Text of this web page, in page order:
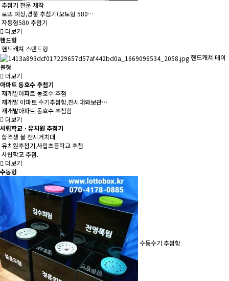
추첨기 전문 제작
로또 예상,경품 추첨기(오토형 580…
자동형580 추첨기
더보기
핸드형
핸드캐쳐 스탠드형
핸드캐쳐 테이
블형
더보기
아파트 동호수 추첨기
재개발아파트 동호수 추첨
재개발 아파트 수기추첨함,전시대와보관…
재개발아파트 동호수 추첨함
더보기
사립학교ㆍ유치원 추첨기
합격생 볼 전시거치대
유치원추첨기,사립초등학교 추첨
사립학교 추첨.
더보기
수동형
수동수기 추첨함